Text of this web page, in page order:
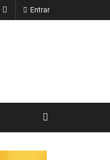
Entrar